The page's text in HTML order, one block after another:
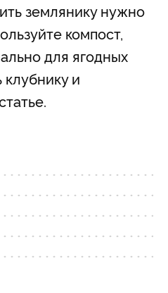
землянику нужно
компост,
для ягодных
и